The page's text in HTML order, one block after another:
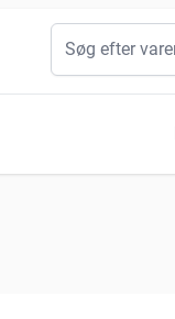
Søg